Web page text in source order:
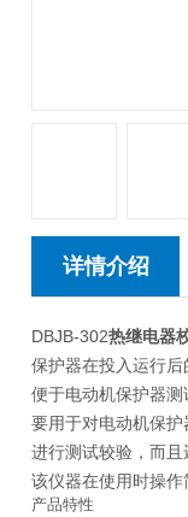
详情介绍
DBJB-302热继电器
保护器在投入运行
便于电动机保护器
要用于对电动机保
进行测试较验，而
该仪器在使用时操
产品特性